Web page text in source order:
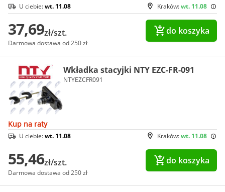
Kraków:wt. 11.08
U ciebie:wt. 11.08
37,69zł/szt.
Darmowa dostawa od 250 zł
do koszyka
Wkładka stacyjki NTY EZC-FR-091
NTYEZCFR091
Kup na raty
Kraków:wt. 11.08
U ciebie:wt. 11.08
55,46zł/szt.
Darmowa dostawa od 250 zł
do koszyka